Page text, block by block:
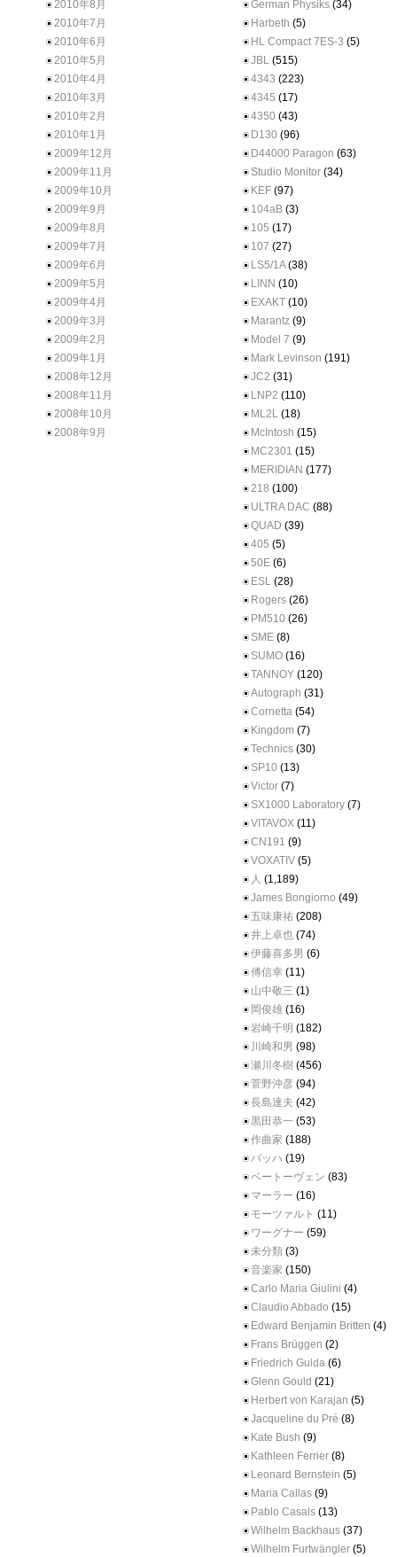
2010年8月
2010年7月
2010年6月
2010年5月
2010年4月
2010年3月
2010年2月
2010年1月
2009年12月
2009年11月
2009年10月
2009年9月
2009年8月
2009年7月
2009年6月
2009年5月
2009年4月
2009年3月
2009年2月
2009年1月
2008年12月
2008年11月
2008年10月
2008年9月
German Physiks (34)
Harbeth (5)
HL Compact 7ES-3 (5)
JBL (515)
4343 (223)
4345 (17)
4350 (43)
D130 (96)
D44000 Paragon (63)
Studio Monitor (34)
KEF (97)
104aB (3)
105 (17)
107 (27)
LS5/1A(38)
LINN (10)
EXAKT (10)
Marantz (9)
Model 7 (9)
Mark Levinson (191)
JC2 (31)
LNP2 (110)
ML2L (18)
McIntosh (15)
MC2301 (15)
MERIDIAN (177)
218 (100)
ULTRA DAC (88)
QUAD (39)
405 (5)
50E (6)
ESL (28)
Rogers (26)
PM510 (26)
SME (8)
SUMO (16)
TANNOY (120)
Autograph (31)
Cornetta (54)
Kingdom (7)
Technics (30)
SP10 (13)
Victor (7)
SX1000 Laboratory (7)
VITAVOX (11)
CN191 (9)
VOXATIV (5)
人 (1,189)
James Bongiorno (49)
五味康祐 (208)
井上卓也 (74)
伊藤喜多男 (6)
傅信幸 (11)
山中敬三 (1)
岡俊雄 (16)
岩崎千明 (182)
川崎和男 (98)
瀬川冬樹 (456)
菅野沖彦 (94)
長島達夫 (42)
黒田恭一 (53)
作曲家 (188)
バッハ (19)
ベートーヴェン (83)
マーラー (16)
モーツァルト (11)
ワーグナー (59)
未分類 (3)
音楽家 (150)
Carlo Maria Giulini (4)
Claudio Abbado (15)
Edward Benjamin Britten (4)
Frans Brüggen (2)
Friedrich Gulda (6)
Glenn Gould (21)
Herbert von Karajan (5)
Jacqueline du Pré (8)
Kate Bush (9)
Kathleen Ferrier (8)
Leonard Bernstein (5)
Maria Callas (9)
Pablo Casals (13)
Wilhelm Backhaus (37)
Wilhelm Furtwängler (5)